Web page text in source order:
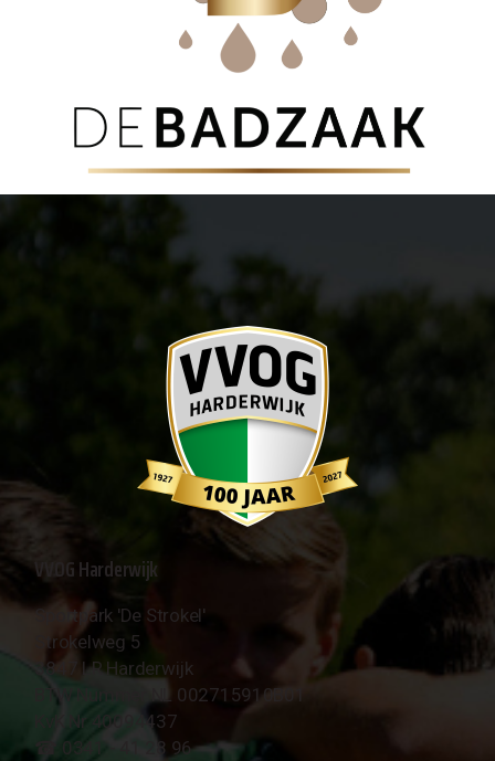
VVOG Harderwijk
Sportpark 'De Strokel'
Strokelweg 5
3847 LR Harderwijk
BTW Nummer NL 002715910B01
KvK Nr 40094437
☎︎ 0341 - 41 28 96